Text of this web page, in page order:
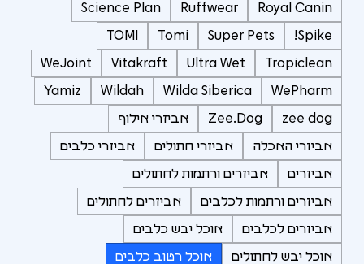
Royal Canin
Ruffwear
Science Plan
Spike!
Super Pets
Tomi
TOMI
Tropiclean
Ultra Wet
Vitakraft
WeJoint
WePharm
Wilda Siberica
Wildah
Yamiz
zee dog
Zee.Dog אביזרי אילוף
אביזרי האכלה אביזרי חתולים אביזרי כלבים
אביזרים אביזרים ורתמות לחתולים
אביזרים ורתמות לכלבים אביזרים לחתולים
אביזרים לכלבים אוכל יבש כלבים
אוכל יבש לחתולים אוכל רטוב כלבים